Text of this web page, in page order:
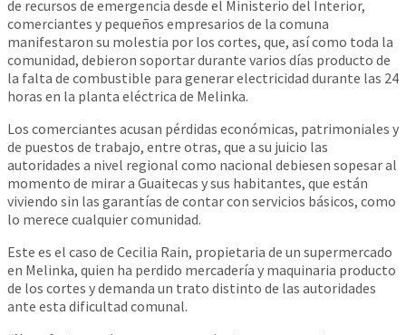
de recursos de emergencia desde el Ministerio del Interior,
comerciantes y pequeños empresarios de la comuna
manifestaron su molestia por los cortes, que, así como toda la
comunidad, debieron soportar durante varios días producto de
la falta de combustible para generar electricidad durante las 24
horas en la planta eléctrica de Melinka.
Los comerciantes acusan pérdidas económicas, patrimoniales y
de puestos de trabajo, entre otras, que a su juicio las
autoridades a nivel regional como nacional debiesen sopesar al
momento de mirar a Guaitecas y sus habitantes, que están
viviendo sin las garantías de contar con servicios básicos, como
lo merece cualquier comunidad.
Este es el caso de Cecilia Rain, propietaria de un supermercado
en Melinka, quien ha perdido mercadería y maquinaria producto
de los cortes y demanda un trato distinto de las autoridades
ante esta dificultad comunal.